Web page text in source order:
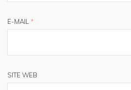
E-MAIL *
SITE WEB